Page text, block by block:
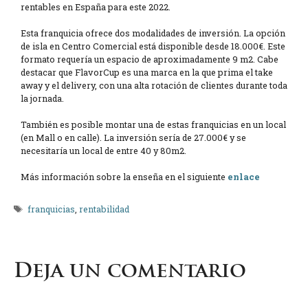
rentables en España para este 2022.
Esta franquicia ofrece dos modalidades de inversión. La opción
de isla en Centro Comercial está disponible desde 18.000€. Este
formato requería un espacio de aproximadamente 9 m2. Cabe
destacar que FlavorCup es una marca en la que prima el take
away y el delivery, con una alta rotación de clientes durante toda
la jornada.
También es posible montar una de estas franquicias en un local
(en Mall o en calle). La inversión sería de 27.000€ y se
necesitaría un local de entre 40 y 80m2.
Más información sobre la enseña en el siguiente enlace
Etiquetas
franquicias ,rentabilidad
Deja un comentario